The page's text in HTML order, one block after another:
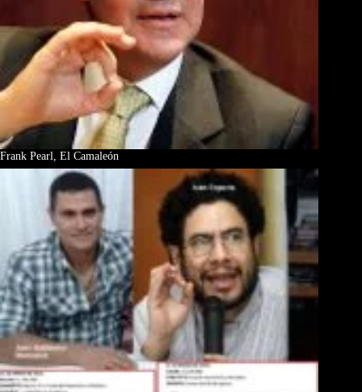
Frank Pearl, El Camaleón